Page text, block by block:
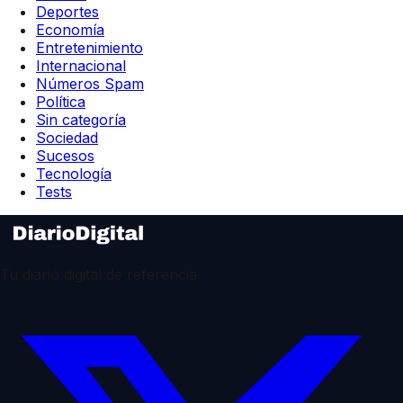
Deportes
Economía
Entretenimiento
Internacional
Números Spam
Política
Sin categoría
Sociedad
Sucesos
Tecnología
Tests